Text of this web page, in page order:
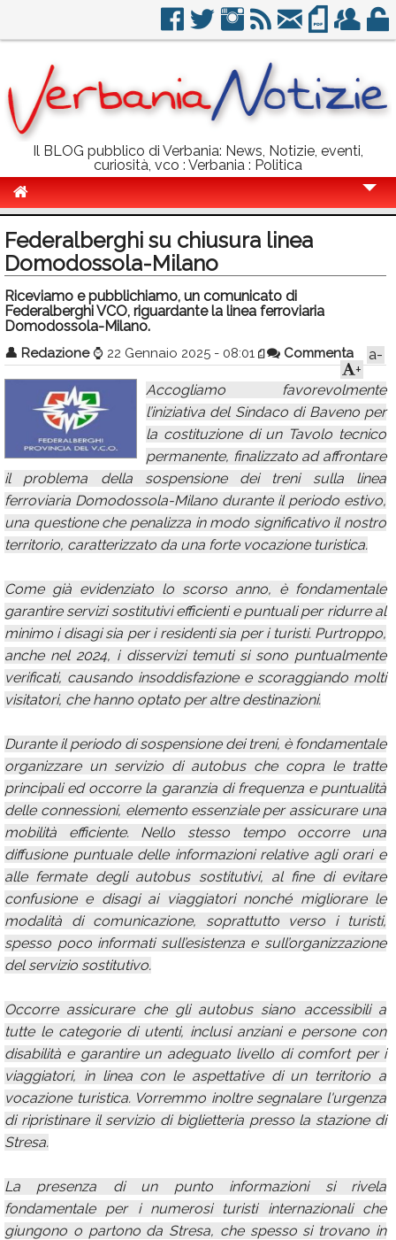
Il BLOG pubblico di Verbania: News, Notizie, eventi,
curiosità, vco : Verbania : Politica
Politica
Sport
Eventi
Info Utili
Rubriche
Calendario
Annunci
Federalberghi su chiusura linea
Domodossola-Milano
Riceviamo e pubblichiamo, un comunicato di
Federalberghi VCO, riguardante la linea ferroviaria
Domodossola-Milano.
👤 Redazione ⌚ 22 Gennaio 2025 - 08:01 Commenta
a-
+
Accogliamo favorevolmente
l’iniziativa del Sindaco di Baveno per
la costituzione di un Tavolo tecnico
permanente, finalizzato ad affrontare
il problema della sospensione dei treni sulla linea
ferroviaria Domodossola-Milano durante il periodo estivo,
una questione che penalizza in modo significativo il nostro
territorio, caratterizzato da una forte vocazione turistica.
Come già evidenziato lo scorso anno, è fondamentale
garantire servizi sostitutivi efficienti e puntuali per ridurre al
minimo i disagi sia per i residenti sia per i turisti. Purtroppo,
anche nel 2024, i disservizi temuti si sono puntualmente
verificati, causando insoddisfazione e scoraggiando molti
visitatori, che hanno optato per altre destinazioni.
Durante il periodo di sospensione dei treni, è fondamentale
organizzare un servizio di autobus che copra le tratte
principali ed occorre la garanzia di frequenza e puntualità
delle connessioni, elemento essenziale per assicurare una
mobilità efficiente. Nello stesso tempo occorre una
diffusione puntuale delle informazioni relative agli orari e
alle fermate degli autobus sostitutivi, al fine di evitare
confusione e disagi ai viaggiatori nonché migliorare le
modalità di comunicazione, soprattutto verso i turisti,
spesso poco informati sull’esistenza e sull’organizzazione
del servizio sostitutivo.
Occorre assicurare che gli autobus siano accessibili a
tutte le categorie di utenti, inclusi anziani e persone con
disabilità e garantire un adeguato livello di comfort per i
viaggiatori, in linea con le aspettative di un territorio a
vocazione turistica. Vorremmo inoltre segnalare l'urgenza
di ripristinare il servizio di biglietteria presso la stazione di
Stresa.
La presenza di un punto informazioni si rivela
fondamentale per i numerosi turisti internazionali che
giungono o partono da Stresa, che spesso si trovano in